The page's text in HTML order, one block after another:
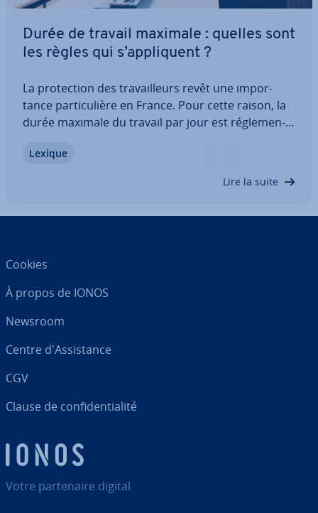
Durée de travail maximale : quelles sont
les règles qui s’ap­pli­quent ?
La pro­tec­tion des tra­vail­leurs revêt une im­por­
tance par­ti­cu­lière en France. Pour cette raison, la
durée maximale du travail par jour est ré­gle­men­
également des dis­po­si­tions pour les employés de
Lexique
Lire la suite
Votre par­te­naire digital
Cookies
À propos de IONOS
Newsroom
Centre d'As­sis­tance
CGV
Clause de con­fi­den­tia­lité